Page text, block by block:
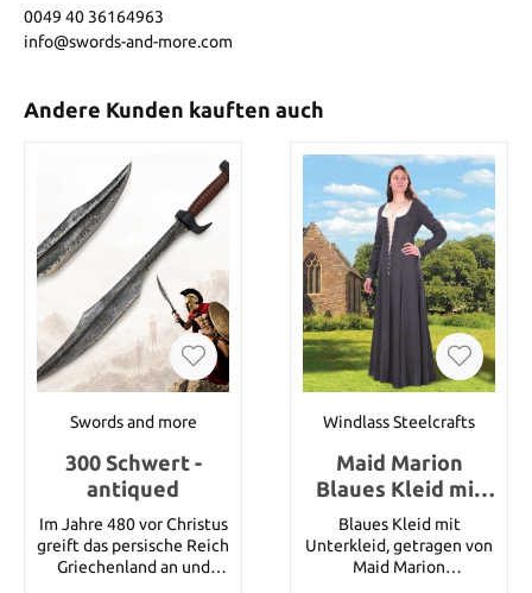
0049 40 36164963
info@swords-and-more.com
Andere Kunden kauften auch
Swords and more
300 Schwert -
antiqued
Im Jahre 480 vor Christus
greift das persische Reich
Griechenland an und
Windlass Steelcrafts
Maid Marion
Blaues Kleid mit
Unterkleid
Blaues Kleid mit
Unterkleid, getragen von
Maid Marion